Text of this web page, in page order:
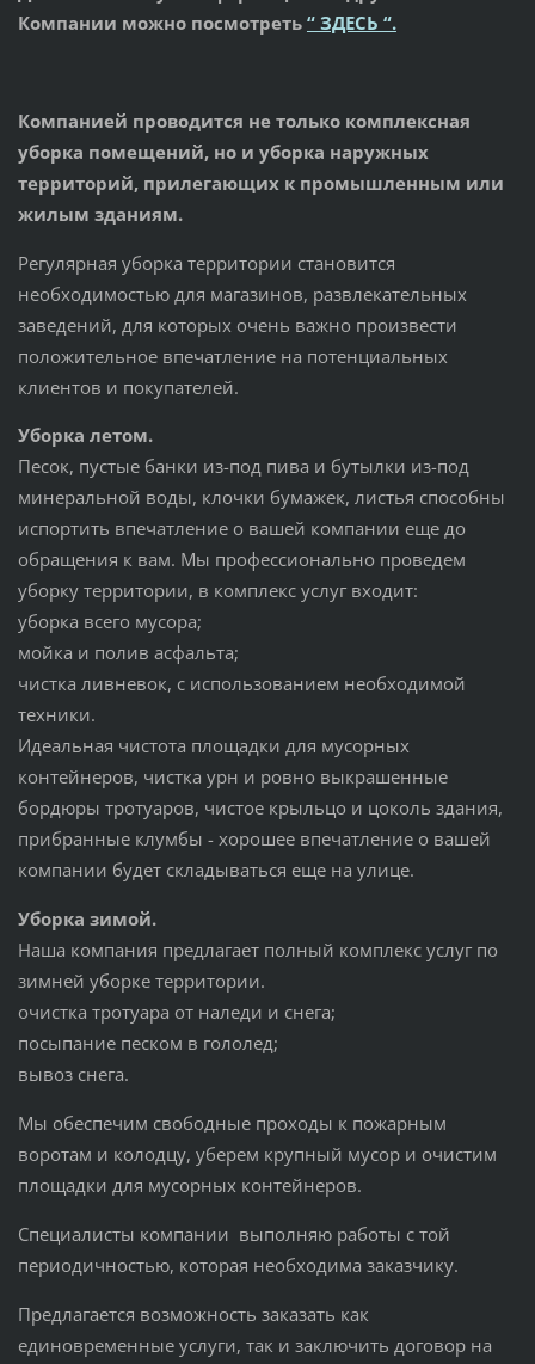
Компании можно посмотреть “ ЗДЕСЬ “.
Компанией проводится не только комплексная
уборка помещений, но и уборка наружных
территорий, прилегающих к промышленным или
жилым зданиям.
Регулярная уборка территории становится
необходимостью для магазинов, развлекательных
заведений, для которых очень важно произвести
положительное впечатление на потенциальных
клиентов и покупателей.
Уборка летом.
Песок, пустые банки из-под пива и бутылки из-под
минеральной воды, клочки бумажек, листья способны
испортить впечатление о вашей компании еще до
обращения к вам. Мы профессионально проведем
уборку территории, в комплекс услуг входит:
уборка всего мусора;
мойка и полив асфальта;
чистка ливневок, с использованием необходимой
техники.
Идеальная чистота площадки для мусорных
контейнеров, чистка урн и ровно выкрашенные
бордюры тротуаров, чистое крыльцо и цоколь здания,
прибранные клумбы - хорошее впечатление о вашей
компании будет складываться еще на улице.
Уборка зимой.
Наша компания предлагает полный комплекс услуг по
зимней уборке территории.
очистка тротуара от наледи и снега;
посыпание песком в гололед;
вывоз снега.
Мы обеспечим свободные проходы к пожарным
воротам и колодцу, уберем крупный мусор и очистим
площадки для мусорных контейнеров.
Специалисты компании выполняю работы с той
периодичностью, которая необходима заказчику.
Предлагается возможность заказать как
единовременные услуги, так и заключить договор на